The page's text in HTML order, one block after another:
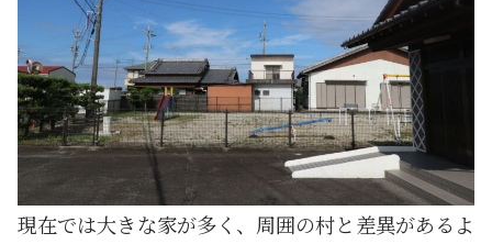
現在では大きな家が多く、周囲の村と差異があるよ